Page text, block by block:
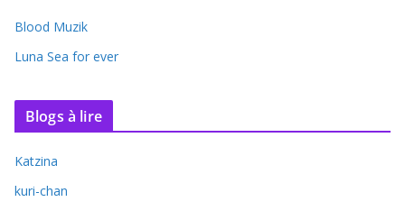
Blood Muzik
Luna Sea for ever
Blogs à lire
Katzina
kuri-chan